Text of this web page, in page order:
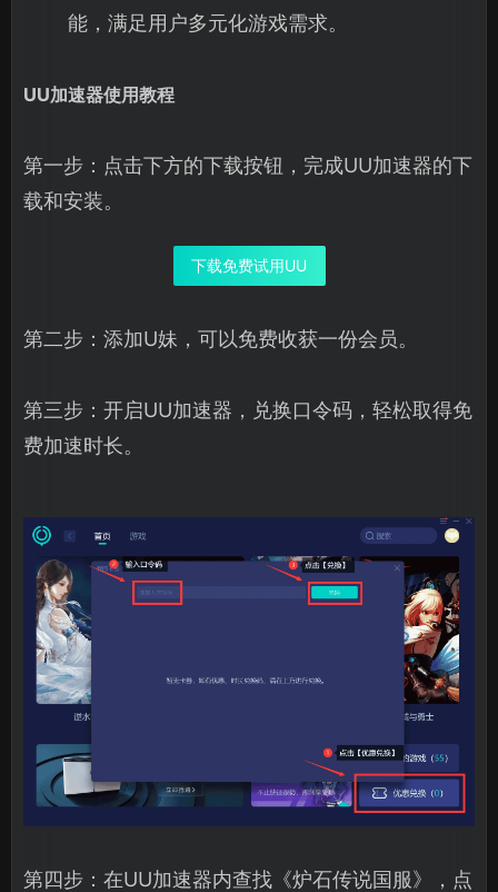
能，满足用户多元化游戏需求。
UU加速器使用教程
第一步：点击下方的下载按钮，完成UU加速器的下
载和安装。
下载免费试用UU
第二步：添加U妹，可以免费收获一份会员。
第三步：开启UU加速器，兑换口令码，轻松取得免
费加速时长。
第四步：在UU加速器内查找《炉石传说国服》，点